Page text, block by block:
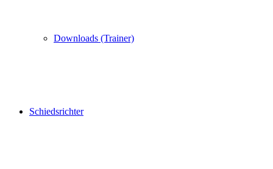
Downloads (Trainer)
Schiedsrichter